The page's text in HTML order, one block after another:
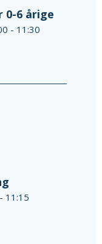
0-6 årige
- 11:30
11:15